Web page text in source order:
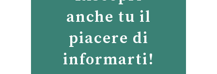
anche tu il
piacere di
informarti!